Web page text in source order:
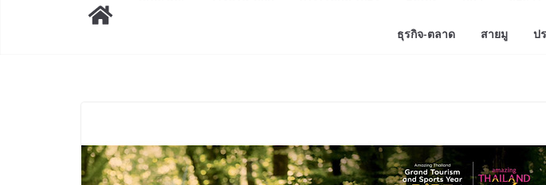
พร้อมฟรีคอนเสิร์ต “โชค รถแห่” ยกวง
ธุรกิจ-ตลาด สายมู ป